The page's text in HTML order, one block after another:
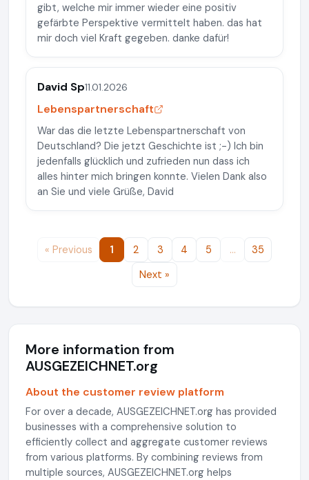
gibt, welche mir immer wieder eine positiv
gefärbte Perspektive vermittelt haben. das hat
mir doch viel Kraft gegeben. danke dafür!
David Sp11.01.2026
Lebenspartnerschaft
War das die letzte Lebenspartnerschaft von
Deutschland? Die jetzt Geschichte ist ;-) Ich bin
jedenfalls glücklich und zufrieden nun dass ich
alles hinter mich bringen konnte. Vielen Dank also
an Sie und viele Grüße, David
« Previous 1 2 3 4 5 …
35
Next »
More information from
AUSGEZEICHNET.org
About the customer review platform
For over a decade, AUSGEZEICHNET.org has provided
businesses with a comprehensive solution to
efficiently collect and aggregate customer reviews
from various platforms. By combining reviews from
multiple sources, AUSGEZEICHNET.org helps